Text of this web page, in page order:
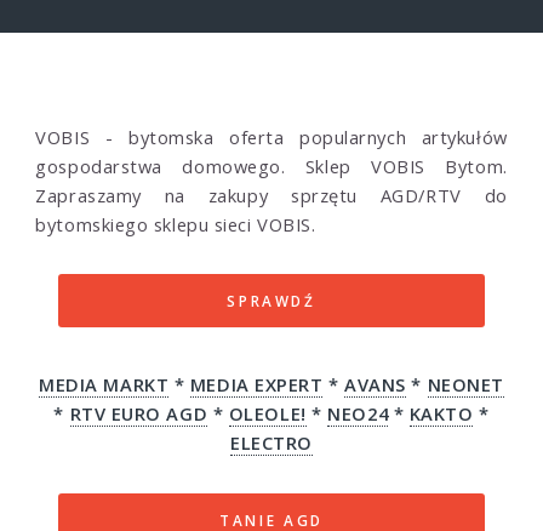
VOBIS - bytomska oferta popularnych artykułów
gospodarstwa domowego. Sklep VOBIS Bytom.
Zapraszamy na zakupy sprzętu AGD/RTV do
bytomskiego sklepu sieci VOBIS.
SPRAWDŹ
MEDIA MARKT * MEDIA EXPERT *AVANS * NEONET
* RTV EURO AGD * OLEOLE! * NEO24* KAKTO *
ELECTRO
TANIE AGD